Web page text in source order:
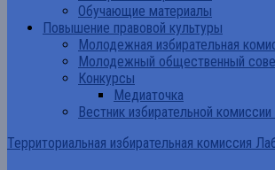
Обучающие материалы
Повышение правовой культуры
Молодежная избирательная
Молодежный общественный
Конкурсы
Медиаточка
Вестник избирательной
Территориальная избирательная комиссия